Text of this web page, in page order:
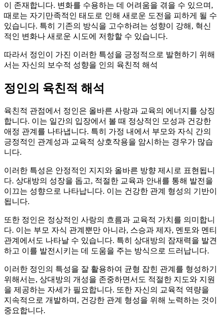
이 존재합니다. 변화를 수용하는 데 어려움을 겪을 수 있으며,
때로는 자기만족적인 태도로 인해 새로운 도전을 피하게 될 수
있습니다. 특히 기존의 방식을 고수하려는 성향이 강해, 혁신
적인 변화나 새로운 시도에 저항할 수 있습니다.
따라서 정인이 가진 이러한 특성을 긍정적으로 발현하기 위해
서는 자신의 보수적 성향을 인의 육친적 해석
정인의 육친적 해석
육친적 관점에서 정인은 올바른 사랑과 교육의 에너지를 상징
합니다. 이는 일간의 입장에서 볼 때 정상적인 모성과 건강한
애정 관계를 나타냅니다. 특히 가정 내에서 부모와 자식 간의
긍정적인 관계성과 교육적 상호작용을 암시하는 경우가 많습
니다.
이러한 특성은 안정적인 지지와 올바른 방향 제시로 표현됩니
다. 상대방의 성장을 돕고, 적절한 교육과 안내를 통해 발전을
이끄는 성향으로 나타납니다. 이는 건강한 관계 형성의 기반이
됩니다.
또한 정인은 정상적인 사랑의 흐름과 교육적 가치를 의미합니
다. 이는 부모 자식 관계뿐만 아니라, 스승과 제자, 멘토와 멘티
관계에서도 나타날 수 있습니다. 특히 상대방의 잠재력을 발견
하고 이를 발전시키는 데 도움을 주는 방식으로 드러납니다.
이러한 정인의 특성을 잘 활용하여 균형 잡힌 관계를 형성하기
위해서는, 상대방의 개성을 존중하면서도 적절한 지도와 지원
을 제공하는 자세가 필요합니다. 또한 자신의 교육적 역량을
지속적으로 개발하며, 건강한 관계 형성을 위해 노력하는 것이
중요합니다.